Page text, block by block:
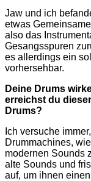
Jaw und ich
etwas
also das
Gesangsspuren
es allerdings ein
vorhersehbar.
Deine Drums
erreichst du
Drums?
Ich versuche
Drummachines,
modernen Sounds
alte Sounds und
auf, um ihnen